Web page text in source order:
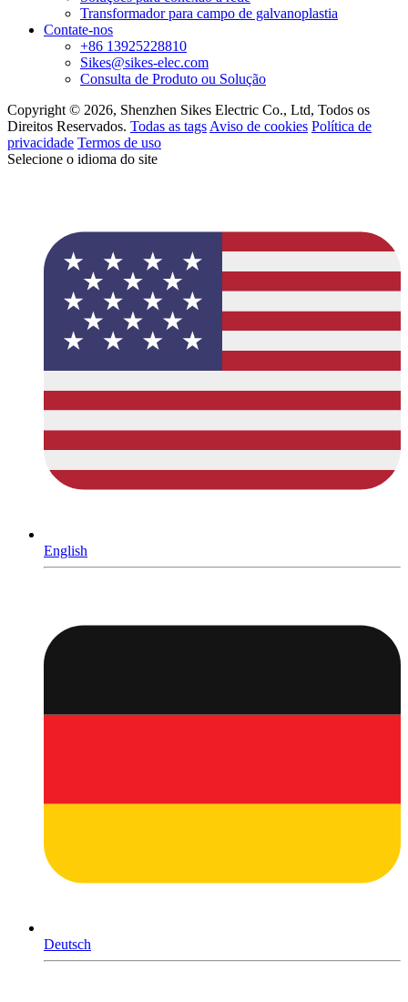
Transformador para campo de galvanoplastia
Contate-nos
+86 13925228810
Sikes@sikes-elec.com
Consulta de Produto ou Solução
Copyright © 2026, Shenzhen Sikes Electric Co., Ltd, Todos os
Direitos Reservados. Todas as tags Aviso de cookies Política de
privacidade Termos de uso
Selecione o idioma do site
English
Deutsch